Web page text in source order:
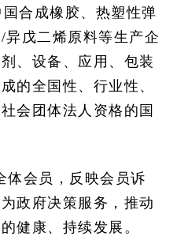
合成橡胶、热塑性弹
戊二烯原料等生产企
、设备、应用、包装
的全国性、行业性、
会团体法人资格的国
体会员，反映会员诉
政府决策服务，推动
健康、持续发展。